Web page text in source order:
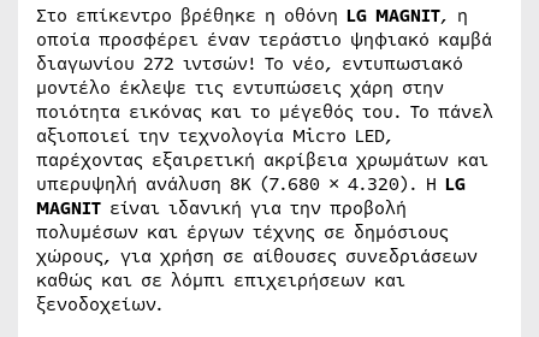
Στο επίκεντρο βρέθηκε η οθόνη LG MAGNIT, η
οποία προσφέρει έναν τεράστιο ψηφιακό καμβά
διαγωνίου 272 ιντσών! Το νέο, εντυπωσιακό
μοντέλο έκλεψε τις εντυπώσεις χάρη στην
ποιότητα εικόνας και το μέγεθός του. Το πάνελ
αξιοποιεί την τεχνολογία Micro LED,
παρέχοντας εξαιρετική ακρίβεια χρωμάτων και
υπερυψηλή ανάλυση 8K (7.680 × 4.320). Η LG
MAGNIT είναι ιδανική για την προβολή
πολυμέσων και έργων τέχνης σε δημόσιους
χώρους, για χρήση σε αίθουσες συνεδριάσεων
καθώς και σε λόμπι επιχειρήσεων και
ξενοδοχείων.